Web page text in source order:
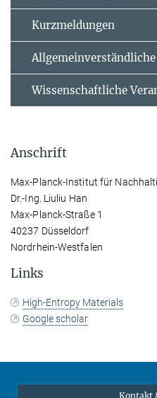
Kurzmeldungen
Wissenschaftliche
Anschrift
Max-Planck-Institut für
Dr.-Ing. Liuliu Han
Max-Planck-Straße 1
40237 Düsseldorf
Nordrhein-Westfalen
Links
High-Entropy Materials
Google scholar
Kontakt